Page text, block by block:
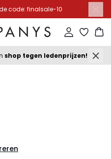
de code: finalsale-10
Inloggen
shop tegen ledenprijzen!